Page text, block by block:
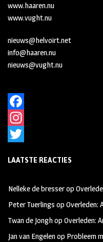
www.haaren.nu
www.vught.nu
nieuws@helvoirt.net
info@haaren.nu
nieuws@vught.nu
F
a
kre
LAATSTE REACTIES
Nelleke de bresserop
Peter Tuerlings opOverleden:
Twan de JonghopOverleden:
Jan van Engelenop Probleem